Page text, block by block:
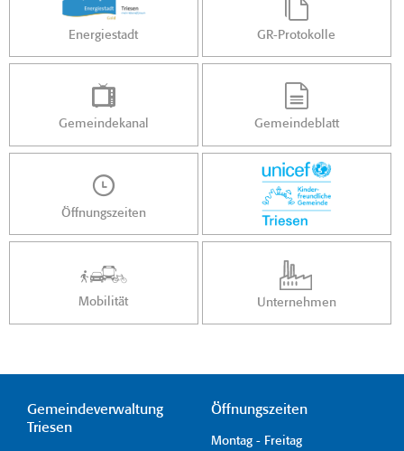
Energiestadt GR-Protokolle
Gemeindekanal Gemeindeblatt
Öffnungszeiten
Mobilität Unternehmen
Gemeindeverwaltung
Triesen
Öffnungszeiten
Montag - Freitag